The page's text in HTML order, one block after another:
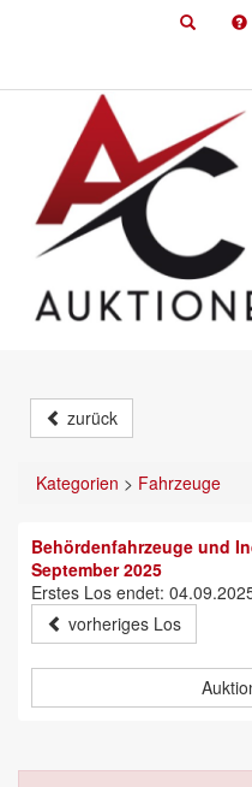
zurück
Kategorien > Fahrzeuge
Behördenfahrzeuge und
September 2025
Erstes Los endet:
vorheriges Los